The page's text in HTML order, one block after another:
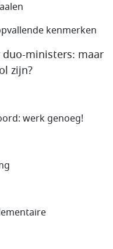
kenmerken
ministers: maar
zijn?
werk genoeg!